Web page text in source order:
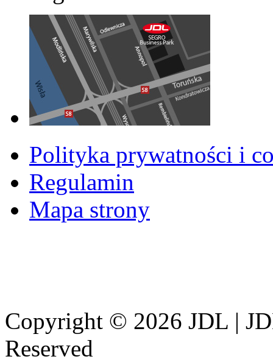
Polityka prywatności i
Regulamin
Mapa strony
Copyright © 2026 JDL |
Reserved